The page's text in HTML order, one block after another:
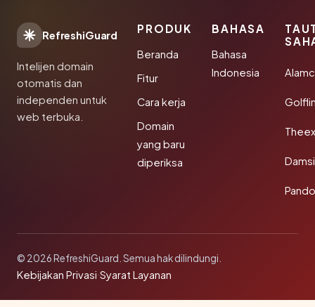
RefreshiGuard
Intelijen domain
otomatis dan
independen untuk
web terbuka.
PRODUK
Beranda
Fitur
Cara kerja
Domain
yang baru
diperiksa
BAHASA
Bahasa
Indonesia
© 2026 RefreshiGuard. Semua hak dilindungi.
Kebijakan Privasi·Syarat Layanan